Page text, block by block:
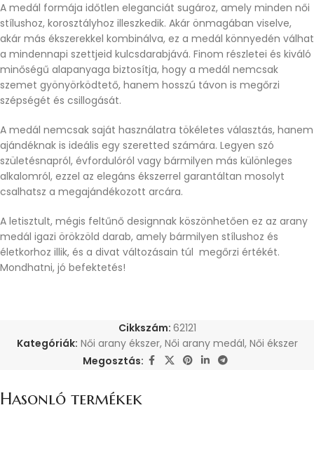
A medál formája időtlen eleganciát sugároz, amely minden női
stílushoz, korosztályhoz illeszkedik. Akár önmagában viselve,
akár más ékszerekkel kombinálva, ez a medál könnyedén válhat
a mindennapi szettjeid kulcsdarabjává. Finom részletei és kiváló
minőségű alapanyaga biztosítja, hogy a medál nemcsak
szemet gyönyörködtető, hanem hosszú távon is megőrzi
szépségét és csillogását.
A medál nemcsak saját használatra tökéletes választás, hanem
ajándéknak is ideális egy szeretted számára. Legyen szó
születésnapról, évfordulóról vagy bármilyen más különleges
alkalomról, ezzel az elegáns ékszerrel garantáltan mosolyt
csalhatsz a megajándékozott arcára.
A letisztult, mégis feltűnő designnak köszönhetően ez az arany
medál igazi örökzöld darab, amely bármilyen stílushoz és
életkorhoz illik, és a divat változásain túl megőrzi értékét.
Mondhatni, jó befektetés!
Cikkszám: 62121
Kategóriák: Női arany ékszer, Női arany medál, Női ékszer
Megosztás:
Hasonló termékek